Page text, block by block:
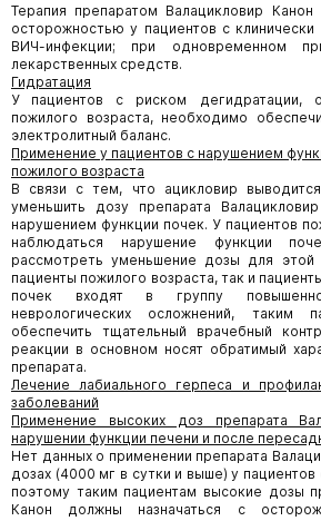
Терапия препаратом Валацикловир
осторожностью у пациентов с
ВИЧ-инфекции; при одновременном
лекарственных средств.
Гидратация
У пациентов с риском дегидратации,
пожилого возраста, необходимо
электролитный баланс.
Применение у пациентов с нарушением
пожилого возраста
В связи с тем, что ацикловир
уменьшить дозу препарата
нарушением функции почек. У пациентов
наблюдаться нарушение функции
рассмотреть уменьшение дозы для этой
пациенты пожилого возраста, так и
почек входят в группу
неврологических осложнений, таким
обеспечить тщательный врачебный
реакции в основном носят обратимый
препарата.
Лечение лабиального герпеса и
заболеваний
Применение высоких доз препарата
нарушении функции печени и после
Нет данных о применении препарата
дозах (4000 мг в сутки и выше) у
поэтому таким пациентам высокие дозы
Канон должны назначаться с